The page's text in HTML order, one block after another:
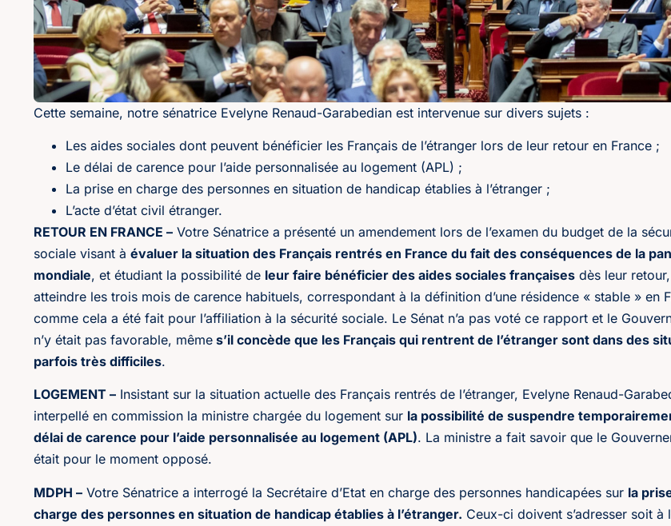
Cette semaine, notre sénatrice Evelyne Renaud-Garabedian est intervenue sur divers sujets :
Les aides sociales dont peuvent bénéficier les Français de l’étranger lors de leur retour en France ;
Le délai de carence pour l’aide personnalisée au logement (APL) ;
La prise en charge des personnes en situation de handicap établies à l’étranger ;
L’acte d’état civil étranger.
RETOUR EN FRANCE – Votre Sénatrice a présenté un amendement lors de l’examen du budget de la
sociale visant à évaluer la situation des Français rentrés en France du fait des conséquences de la
mondiale, et étudiant la possibilité de leur faire bénéficier des aides sociales françaises dès leur
atteindre les trois mois de carence habituels, correspondant à la définition d’une résidence « stable » en
comme cela a été fait pour l’affiliation à la sécurité sociale. Le Sénat n’a pas voté ce rapport et le
n’y était pas favorable, même s’il concède que les Français qui rentrent de l’étranger sont dans des
parfois très difficiles.
LOGEMENT – Insistant sur la situation actuelle des Français rentrés de l’étranger, Evelyne Renaud-
interpellé en commission la ministre chargée du logement sur la possibilité de suspendre
délai de carence pour l’aide personnalisée au logement (APL). La ministre a fait savoir que le
était pour le moment opposé.
MDPH – Votre Sénatrice a interrogé la Secrétaire d’Etat en charge des personnes handicapées sur la
charge des personnes en situation de handicap établies à l’étranger. Ceux-ci doivent s’adresser soit à